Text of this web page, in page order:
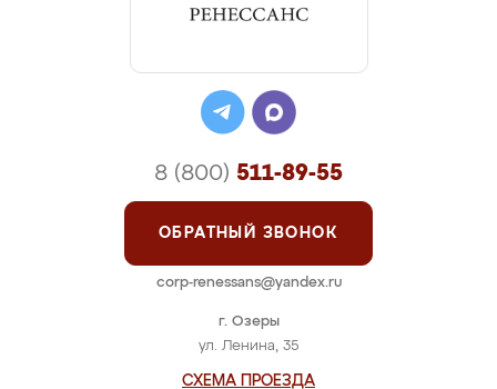
г. Озеры
ул. Ленина, 35
СХЕМА ПРОЕЗДА
8 (800) 511-89-55
ОБРАТНЫЙ ЗВОНОК
corp-renessans@yandex.ru